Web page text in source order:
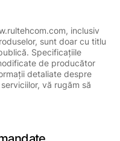
inclusiv
sunt doar cu titlu
Specificațiile
de producător
detaliate despre
vă rugăm să